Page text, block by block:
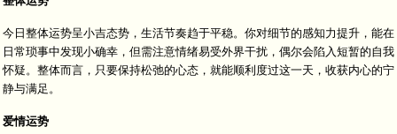
今日整体运势呈小吉态势，生活节奏趋于平稳。你对细节的感知力提升，能在
日常琐事中发现小确幸，但需注意情绪易受外界干扰，偶尔会陷入短暂的自我
怀疑。整体而言，只要保持松弛的心态，就能顺利度过这一天，收获内心的宁
静与满足。
爱情运势